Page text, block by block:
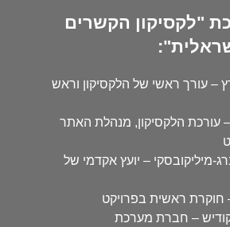
"לקסיקון הקשרים
– עורך ראשי של הלקסיקון וראש
הלקסיקון, מנהלת האתר
מיליקובסקי – יועץ אקדמי של
ראשית בפרויקט
קודיש – חברת מערכת